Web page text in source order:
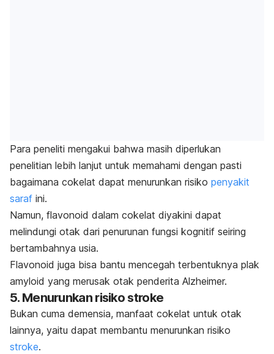
Para peneliti mengakui bahwa masih diperlukan
penelitian lebih lanjut untuk memahami dengan pasti
bagaimana cokelat dapat menurunkan risiko penyakit
saraf ini.
Namun, flavonoid dalam cokelat diyakini dapat
melindungi otak dari penurunan fungsi kognitif seiring
bertambahnya usia.
Flavonoid juga bisa bantu mencegah terbentuknya plak
amyloid yang merusak otak penderita Alzheimer.
5. Menurunkan risiko stroke
Bukan cuma demensia, manfaat cokelat untuk otak
lainnya, yaitu dapat membantu menurunkan risiko
stroke.